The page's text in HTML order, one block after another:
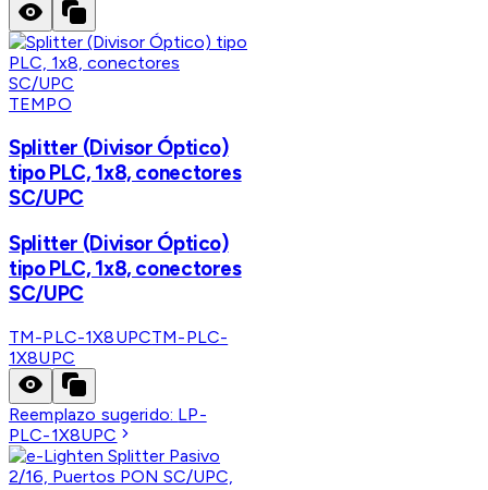
TEMPO
Splitter (Divisor Óptico)
tipo PLC, 1x8, conectores
SC/UPC
Splitter (Divisor Óptico)
tipo PLC, 1x8, conectores
SC/UPC
TM-PLC-1X8UPCTM-PLC-
1X8UPC
Reemplazo sugerido: LP-
PLC-1X8UPC